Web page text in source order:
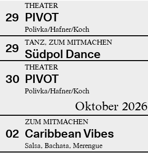
29
THEATER
PIVOT
Polivka/Hafner/Koch
29 TANZ, ZUM MITMACHEN
Südpol Dance
30
THEATER
PIVOT
Polivka/Hafner/Koch
Oktober 2026
02
ZUM MITMACHEN
Caribbean Vibes
Salsa, Bachata, Merengue